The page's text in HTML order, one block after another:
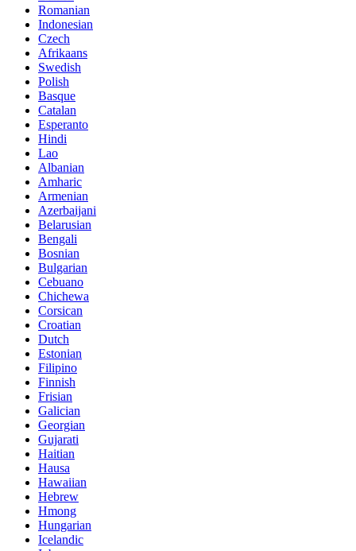
Romanian
Indonesian
Czech
Afrikaans
Swedish
Polish
Basque
Catalan
Esperanto
Hindi
Lao
Albanian
Amharic
Armenian
Azerbaijani
Belarusian
Bengali
Bosnian
Bulgarian
Cebuano
Chichewa
Corsican
Croatian
Dutch
Estonian
Filipino
Finnish
Frisian
Galician
Georgian
Gujarati
Haitian
Hausa
Hawaiian
Hebrew
Hmong
Hungarian
Icelandic